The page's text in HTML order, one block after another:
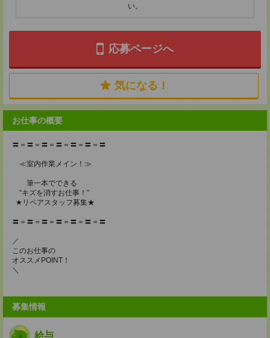
い。
応募ページへ
気になる！
お仕事の概要
〓＝〓＝〓＝〓＝〓＝〓＝〓
≪室内作業メイン！≫
筆一本でできる
“キズを消すお仕事！”
★リペアスタッフ募集★
〓＝〓＝〓＝〓＝〓＝〓＝〓
／
このお仕事の
オススメPOINT！
＼
募集情報
給与